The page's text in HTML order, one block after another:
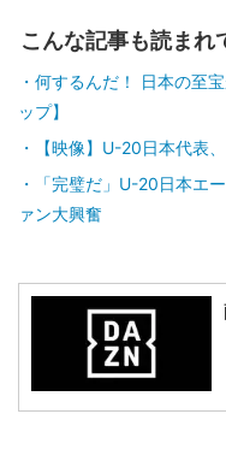
こんな記事も読まれ
何するんだ！ 日本の至
ップ】
【映像】U-20日本代表
「完璧だ」U-20日本エ
ァン大興奮